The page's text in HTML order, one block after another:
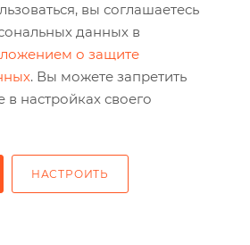
вы соглашаетесь
данных в
о защите
. Вы можете запретить
в настройках своего
НАСТРОИТЬ